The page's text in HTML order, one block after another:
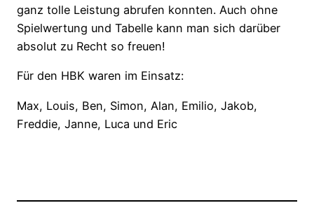
ganz tolle Leistung abrufen konnten. Auch ohne
Spielwertung und Tabelle kann man sich darüber
absolut zu Recht so freuen!
Für den HBK waren im Einsatz:
Max, Louis, Ben, Simon, Alan, Emilio, Jakob,
Freddie, Janne, Luca und Eric